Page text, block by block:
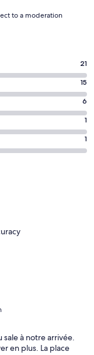
to a moderation
21
15
6
1
1
à notre arrivée.
en plus. La place